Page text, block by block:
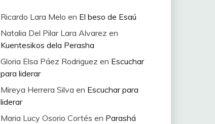
Ricardo Lara Melo en El beso de Esaú
Natalia Del Pilar Lara Alvarez en
Kuentesikos dela Perasha
Gloria Elsa Páez Rodriguez en Escuchar
para liderar
Mireya Herrera Silva en Escuchar para
liderar
Maria Lucy Osorio Cortés en Parashá